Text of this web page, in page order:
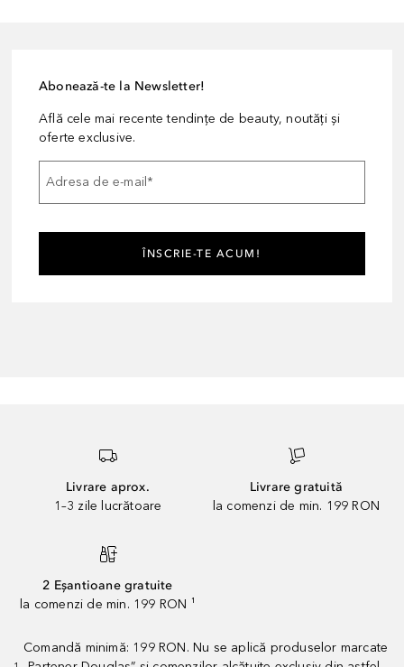
Abonează-te la Newsletter!
Află cele mai recente tendințe de beauty, noutăți și
oferte exclusive.
Adresa de e-mail*
ÎNSCRIE-TE ACUM!
Livrare aprox.
1–3 zile lucrătoare
Livrare gratuită
la comenzi de min. 199 RON
2 Eșantioane gratuite
la comenzi de min. 199 RON ¹
Comandă minimă: 199 RON. Nu se aplică produselor marcate